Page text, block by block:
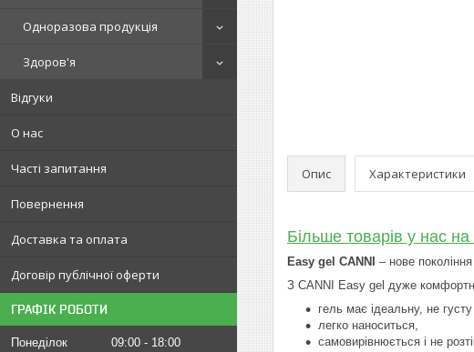
Одноразова продукція
Здоров'я
Відгуки
О нас
Часті запитання
Повернення
Доставка та оплата
Договір публічної оферти
ГРАФІК РОБОТИ
Понеділок 09:00
18:00
Опис Характеристики
Більше товарів у нас на
Easy gel CANNI
– нове
З CANNI Easy gel дуже
гель має ідеальну, не
легко наноситься,
самовирівнюється і не